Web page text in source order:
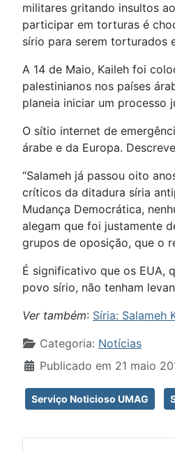
militares gritando insultos
participar em torturas é
sírio para serem torturados
A 14 de Maio, Kaileh foi
palestinianos nos países
planeia iniciar um processo
O sítio internet de
árabe e da Europa.
“Salameh já passou oito
críticos da ditadura síria
Mudança Democrática,
alegam que foi justamente
grupos de oposição, que o
É significativo que os EUA,
povo sírio, não tenham
Ver também: Síria: Salameh
Detalhes
Categoria: Notícias
Publicado em 21 maio
Serviço Noticioso UMAG